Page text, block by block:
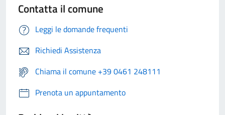
Contatta il comune
Leggi le domande frequenti
Richiedi Assistenza
Chiama il comune +39 0461 248111
Prenota un appuntamento